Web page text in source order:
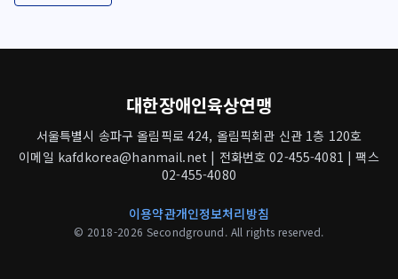
대한장애인육상연맹
서울특별시 송파구 올림픽로 424, 올림픽회관 신관 1층 120호
이메일 kafdkorea@hanmail.net | 전화번호 02-455-4081 | 팩스
02-455-4080
이용약관개인정보처리방침
© 2018-2026 Secondground. All rights reserved.